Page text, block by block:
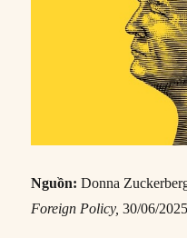
Nguồn: Donna
Foreign Policy, 30/06/2025